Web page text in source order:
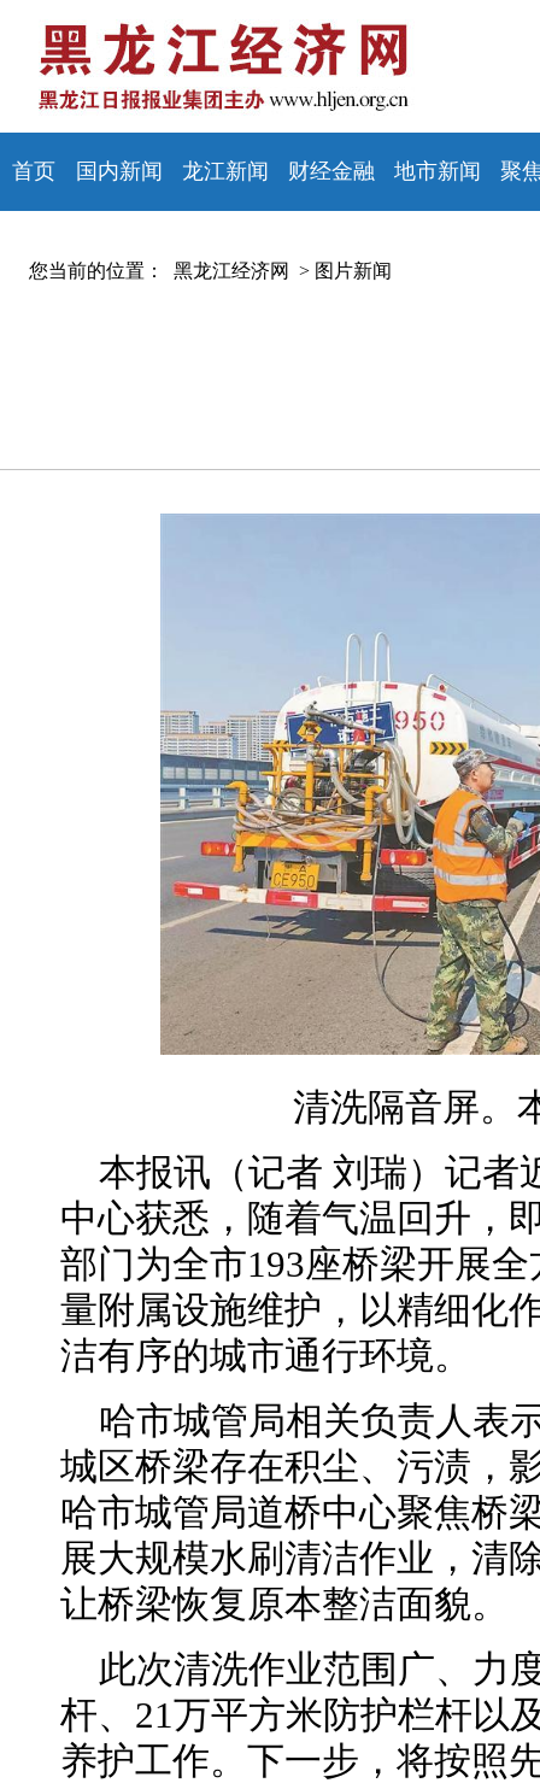
首页 国内新闻 龙江新闻 财经金融 地市新闻 聚
您当前的位置： 黑龙江经济网 > 图片新闻
清洗隔音屏。
本报讯（记者 刘瑞）记者
中心获悉，随着气温回升，
部门为全市193座桥梁开展
量附属设施维护，以精细化
洁有序的城市通行环境。
哈市城管局相关负责人表
城区桥梁存在积尘、污渍，
哈市城管局道桥中心聚焦桥
展大规模水刷清洁作业，清
让桥梁恢复原本整洁面貌。
此次清洗作业范围广、力
杆、21万平方米防护栏杆以
养护工作。下一步，将按照